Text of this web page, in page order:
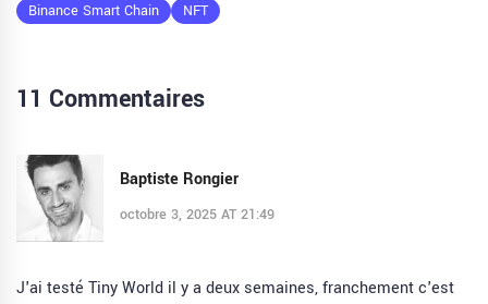
Binance Smart Chain
NFT
11 Commentaires
Baptiste Rongier
octobre 3, 2025 AT 21:49
J'ai testé Tiny World il y a deux semaines, franchement c'est